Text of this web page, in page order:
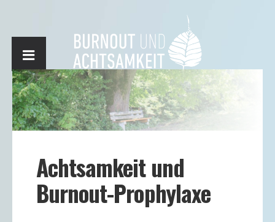
Achtsamkeit und
Burnout-Prophylaxe